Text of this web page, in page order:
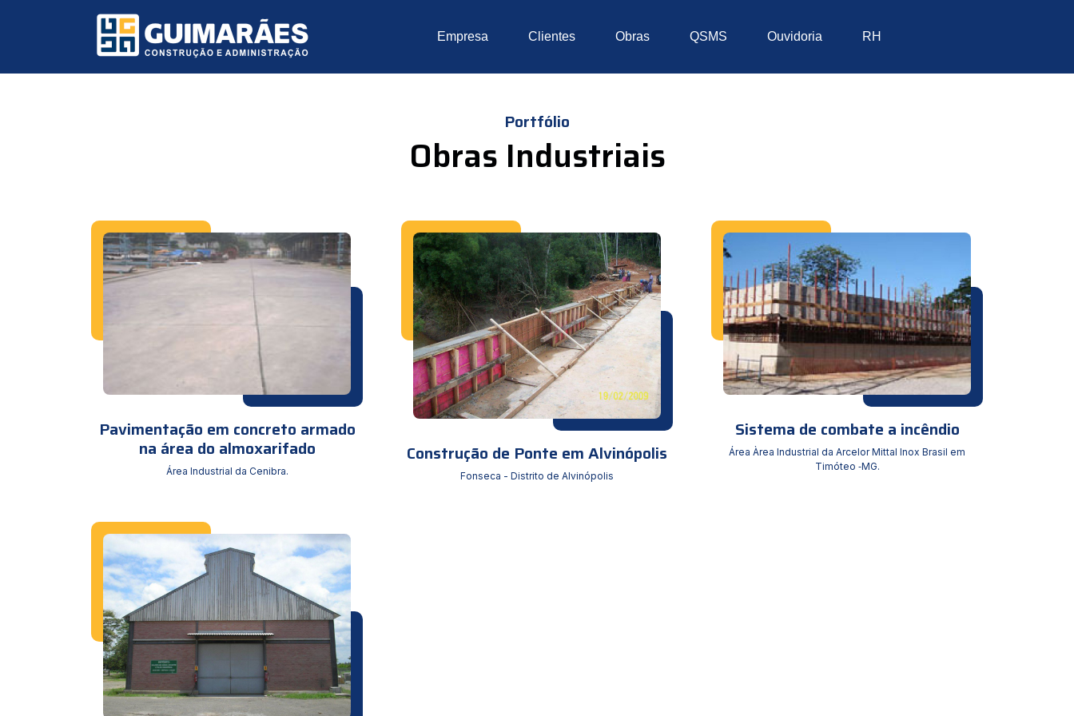
Empresa Clientes Obras QSMS Ouvidoria RH
Portfólio
Obras Industriais
Pavimentação em concreto armado
na área do almoxarifado
Área Industrial da Cenibra.
Construção de Ponte em Alvinópolis
Fonseca - Distrito de Alvinópolis
Sistema de combate a incêndio
Área Àrea Industrial da Arcelor Mittal Inox Brasil em
Timóteo ‐MG.